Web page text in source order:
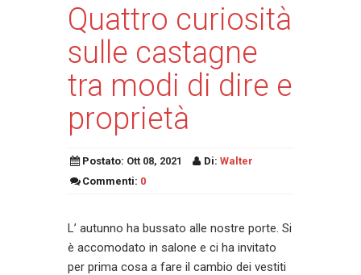
Quattro curiosità
sulle castagne
tra modi di dire e
proprietà
Postato: Ott 08, 2021 Di: Walter
Commenti: 0
L’ autunno ha bussato alle nostre porte. Si
è accomodato in salone e ci ha invitato
per prima cosa a fare il cambio dei vestiti